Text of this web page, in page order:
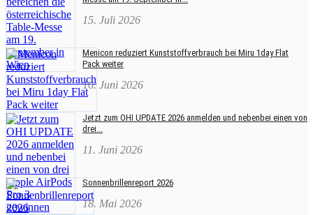
15. Juli 2026
Menicon reduziert Kunststoffverbrauch bei Miru 1day Flat
Pack weiter
16. Juni 2026
Jetzt zum OHI UPDATE 2026 anmelden und nebenbei einen von
drei...
11. Juni 2026
Sonnenbrillenreport 2026
18. Mai 2026